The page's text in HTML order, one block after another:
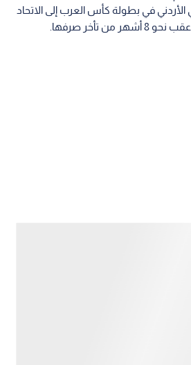
في بطولة كأس العرب إلى الاتحاد
من تأخر صرفها.